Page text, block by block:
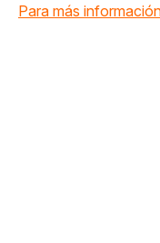
Para más